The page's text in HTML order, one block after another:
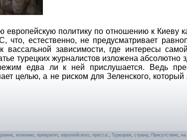
европейскую политику по отношению к Киеву
естественно, не предусматривает
вассальной зависимости, где интересы
турецких журналистов изложена
едва ли к ней прислушается. Ведь
целью, а не риском для Зеленского, который
, колонию, превратит, европейского, пресса:, Турецкая, страну, Присутствие, на